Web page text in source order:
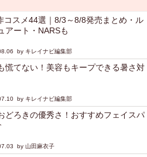
コスメ44選｜8/3～8/8発売まとめ・ル
アート・NARSも
by キレイナビ編集部
慌てない！美容もキープできる暑さ対
by キレイナビ編集部
どろきの優秀さ！おすすめフェイスパ
by 山田麻衣子